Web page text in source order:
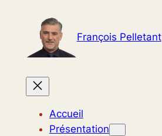
contenu
François Pelletant
Accueil
Présentation